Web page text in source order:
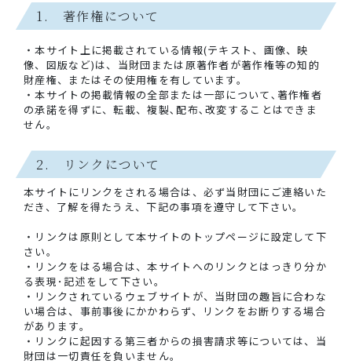
1. 著作権について
・本サイト上に掲載されている情報(テキスト、画像、映
像、図版など)は、当財団または原著作者が著作権等の知的
財産権、またはその使用権を有しています。
・本サイトの掲載情報の全部または一部について､著作権者
の承諾を得ずに、転載、複製､配布､改変することはできま
せん。
2. リンクについて
本サイトにリンクをされる場合は、必ず当財団にご連絡いた
だき、了解を得たうえ、下記の事項を遵守して下さい。
・リンクは原則として本サイトのトップページに設定して下
さい。
・リンクをはる場合は、本サイトへのリンクとはっきり分か
る表現･記述をして下さい。
・リンクされているウェブサイトが、当財団の趣旨に合わな
い場合は、事前事後にかかわらず、リンクをお断りする場合
があります。
・リンクに起因する第三者からの損害請求等については、当
財団は一切責任を負いません。